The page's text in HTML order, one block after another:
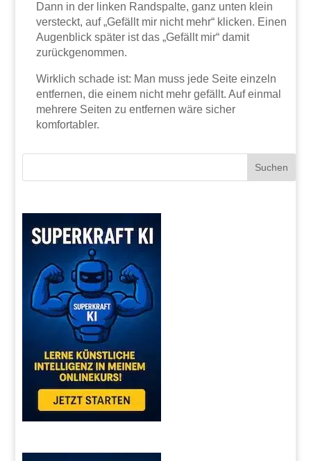
Dann in der linken Randspalte, ganz unten klein
versteckt, auf „Gefällt mir nicht mehr“ klicken. Einen
Augenblick später ist das „Gefällt mir“ damit
zurückgenommen.
Wirklich schade ist: Man muss jede Seite einzeln
entfernen, die einem nicht mehr gefällt. Auf einmal
mehrere Seiten zu entfernen wäre sicher
komfortabler.